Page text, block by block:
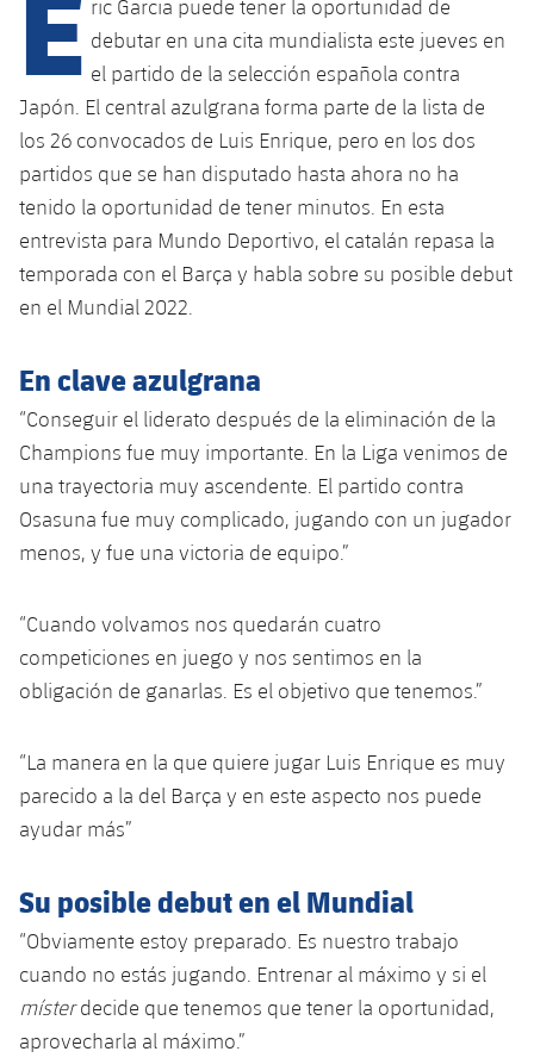
plusicon
más
Instalaciones
Spotify Camp Nou
Palau Blaugrana
Barça Cafe
Ciutat Esportiva
La Masia
plusicon
más
Servicios
Servicios Médicos
plusicon
más
Acreditaciones
Instalaciones
SUB13
SUB12
SUB11 A
SUB11 B
SUB10 A
SUB9 B
SUB8 A
SUB13 B
SUB12 C
SUB11 C
Entradas
Gameday Shows
Resultados
Clasificación
Jugadores
Historia
Palmarés
Base
Barça Atlètic
Cadete A
Cadete B
Infantil A
Mini
Campus Verano
PLUSICON
MÁS
Primer Equipo
plusicon
más
Actualidad
Calendario
Entradas
Resultados
Clasificaciones
Jugadores
Fotos
Historia
Barça Atlètic
plusicon
más
Actualidad
Resultados
Clasificaciones
Fotos
Base
plusicon
más
Juvenil
Cadete A
Cadete B
Infantil A
Infantil B
Primer equipo
plusicon
más
Actualidad
Calendario
Resultados
Clasificaciones
Jugadors
Fotos
Historia
Barça Atlètic
plusicon
Actualidad
Resultados
Jugadores
Clasificaciones
Base
plusicon
más
Juvenil
Infantil
Alevín
PLUSICON
MÁS
Actualidad
Calendario
Entradas
Resultados
Clasificaciones
Barça Atlètic
plusicon
más
Calendario
Resultados
Jugadores
Actualidad
Barça C
Junior
Campus Verano
PLUSICON
MÁS
Información general
plusicon
más
ric Garcia puede tener la oportunidad de
debutar en una cita mundialista este jueves en
el partido de la selección española contra
Japón. El central azulgrana forma parte de la lista de
los 26 convocados de Luis Enrique, pero en los dos
partidos que se han disputado hasta ahora no ha
tenido la oportunidad de tener minutos. En esta
entrevista para Mundo Deportivo, el catalán repasa la
temporada con el Barça y habla sobre su posible debut
en el Mundial 2022.
En clave azulgrana
“Conseguir el liderato después de la eliminación de la
Champions fue muy importante. En la Liga venimos de
una trayectoria muy ascendente. El partido contra
Osasuna fue muy complicado, jugando con un jugador
menos, y fue una victoria de equipo.”
“Cuando volvamos nos quedarán cuatro
competiciones en juego y nos sentimos en la
obligación de ganarlas. Es el objetivo que tenemos.”
“La manera en la que quiere jugar Luis Enrique es muy
parecido a la del Barça y en este aspecto nos puede
ayudar más”
Su posible debut en el Mundial
“Obviamente estoy preparado. Es nuestro trabajo
cuando no estás jugando. Entrenar al máximo y si el
místerdecide que tenemos que tener la oportunidad,
aprovecharla al máximo.”